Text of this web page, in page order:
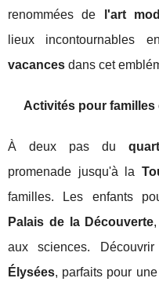
renommées de
l'art
lieux incontournables
vacances dans cet
Activités pour familles
À deux pas du
promenade jusqu'à la
familles. Les enfants
Palais de la Découverte
aux sciences.
Élysées, parfaits pour